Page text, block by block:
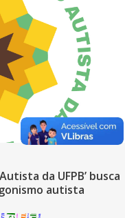
da UFPB’ busca
autista